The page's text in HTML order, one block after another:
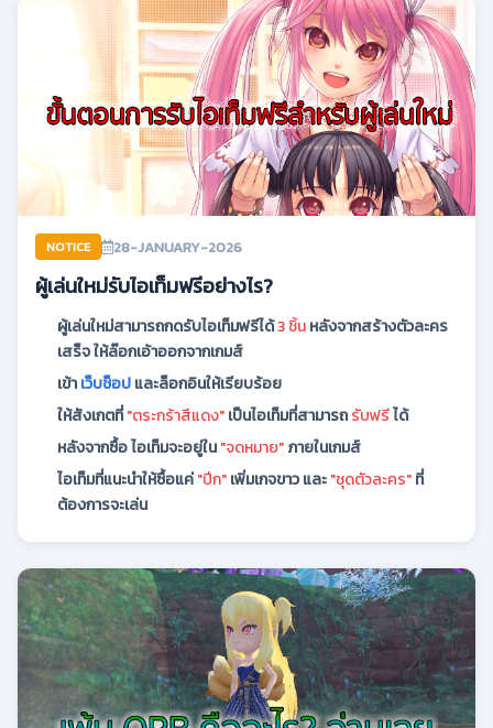
NOTICE 28-JANUARY-2026
ผู้เล่นใหม่รับไอเท็มฟรีอย่างไร?
ผู้เล่นใหม่สามารถกดรับไอเท็มฟรีได้3 ชิ้นหลังจากสร้างตัวละคร
เสร็จ ให้ล๊อกเอ้าออกจากเกมส์
เข้าเว็บช็อปและล็อกอินให้เรียบร้อย
ให้สังเกตที่"ตระกร้าสีแดง"เป็นไอเท็มที่สามารถรับฟรีได้
หลังจากซื้อ ไอเท็มจะอยู่ใน"จดหมาย"ภายในเกมส์
ไอเท็มที่แนะนำให้ซื้อแค่"ปีก"เพิ่มเกจขาว และ"ชุดตัวละคร"ที่
ต้องการจะเล่น